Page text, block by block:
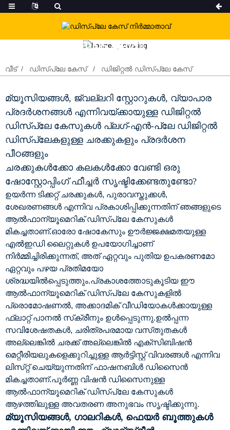
ഞങ്ങളുടെ ഉല്പന്നങ്ങൾ
വീട് ഡിസ്പ്ലേ കേസ് ഡിജിറ്റൽ ഡിസ്പ്ലേ കേസ്
മ്യൂസിയങ്ങൾ, ജ്വല്ലറി സ്റ്റോറുകൾ, വ്യാപാര
പ്രദർശനങ്ങൾ എന്നിവയ്‌ക്കായുള്ള ഡിജിറ്റൽ
ഡിസ്‌പ്ലേ കേസുകൾ പ്ലഗ്-എൻ-പ്ലേ ഡിജിറ്റൽ
ഡിസ്‌പ്ലേകളുള്ള ചരക്കുകളും പ്രദർശന
പീഠങ്ങളും
ചരക്കുകൾക്കോ ​​കലകൾക്കോ ​​വേണ്ടി ഒരു
ഷോസ്റ്റോപ്പിംഗ് ഫീച്ചർ സൃഷ്ടിക്കേണ്ടതുണ്ടോ?
ഉയർന്ന ടിക്കറ്റ് ചരക്കുകൾ, പുരാവസ്തുക്കൾ,
ശേഖരണങ്ങൾ എന്നിവ പ്രകാശിപ്പിക്കുന്നതിന് ഞങ്ങളുടെ
ആൽഫാന്യൂമെറിക് ഡിസ്പ്ലേ കേസുകൾ
മികച്ചതാണ്.ഓരോ ഷോകേസും ഊർജ്ജക്ഷമതയുള്ള
എൽഇഡി ലൈറ്റുകൾ ഉപയോഗിച്ചാണ്
നിർമ്മിച്ചിരിക്കുന്നത്, അത് ഏറ്റവും പുതിയ ഉപകരണമോ
ഏറ്റവും പഴയ പ്രതിമയോ
ശ്രദ്ധയിൽപ്പെടുത്തും.പ്രകാശത്തോടുകൂടിയ ഈ
ആൽഫാന്യൂമെറിക് ഡിസ്‌പ്ലേ കേസുകളിൽ
പ്രൊമോഷണൽ, അക്കാദമിക് വീഡിയോകൾക്കായുള്ള
ഫ്ലാറ്റ് പാനൽ സ്‌ക്രീനും ഉൾപ്പെടുന്നു.ഉൽപ്പന്ന
സവിശേഷതകൾ, ചരിത്രപരമായ വസ്‌തുതകൾ
അല്ലെങ്കിൽ ചരക്ക് അല്ലെങ്കിൽ എക്‌സിബിഷൻ
മെറ്റീരിയലുകളെക്കുറിച്ചുള്ള ആർട്ടിസ്റ്റ് വിവരങ്ങൾ എന്നിവ
ലിസ്‌റ്റ് ചെയ്യുന്നതിന് ഫാഷനബിൾ ഡിസൈൻ
മികച്ചതാണ്.പൂർണ്ണ വിഷൻ ഡിസൈനുള്ള
ആൽഫാന്യൂമെറിക് ഡിസ്‌പ്ലേ കേസുകൾ
ആഴത്തിലുള്ള അവതരണ അനുഭവം സൃഷ്ടിക്കുന്നു.
മ്യൂസിയങ്ങൾ, ഗാലറികൾ, ഫെയർ ബൂത്തുകൾ